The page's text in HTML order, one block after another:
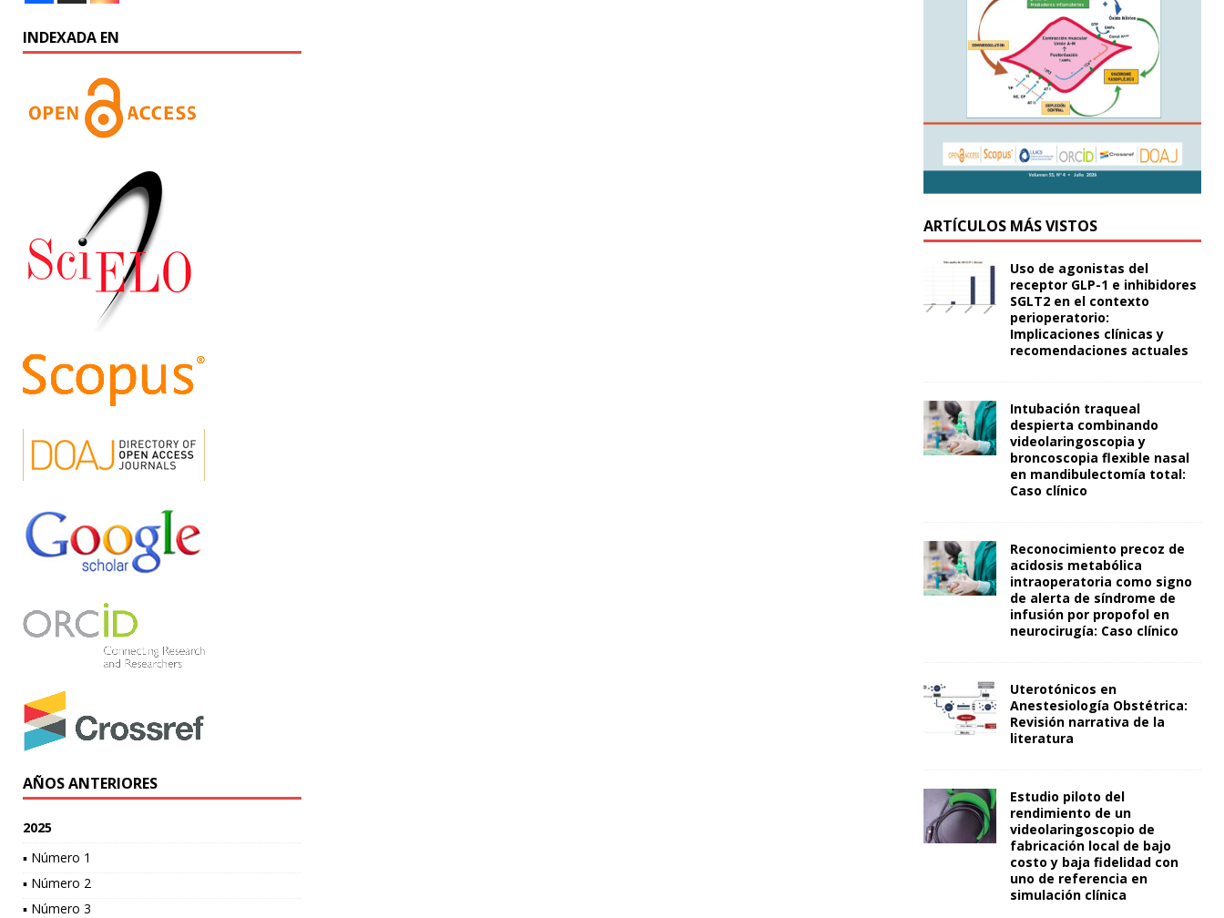
INDEXADA EN
AÑOS ANTERIORES
2025
▪ Número 1
▪ Número 2
▪ Número 3
ARTÍCULOS MÁS VISTOS
Uso de agonistas del
receptor GLP-1 e inhibidores
SGLT2 en el contexto
perioperatorio:
Implicaciones clínicas y
recomendaciones actuales
Intubación traqueal
despierta combinando
videolaringoscopia y
broncoscopia flexible nasal
en mandibulectomía total:
Caso clínico
Reconocimiento precoz de
acidosis metabólica
intraoperatoria como signo
de alerta de síndrome de
infusión por propofol en
neurocirugía: Caso clínico
Uterotónicos en
Anestesiología Obstétrica:
Revisión narrativa de la
literatura
Estudio piloto del
rendimiento de un
videolaringoscopio de
fabricación local de bajo
costo y baja fidelidad con
uno de referencia en
simulación clínica